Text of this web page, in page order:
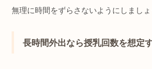
無理に時間をずらさないようにしましょ
長時間外出なら授乳回数を想定